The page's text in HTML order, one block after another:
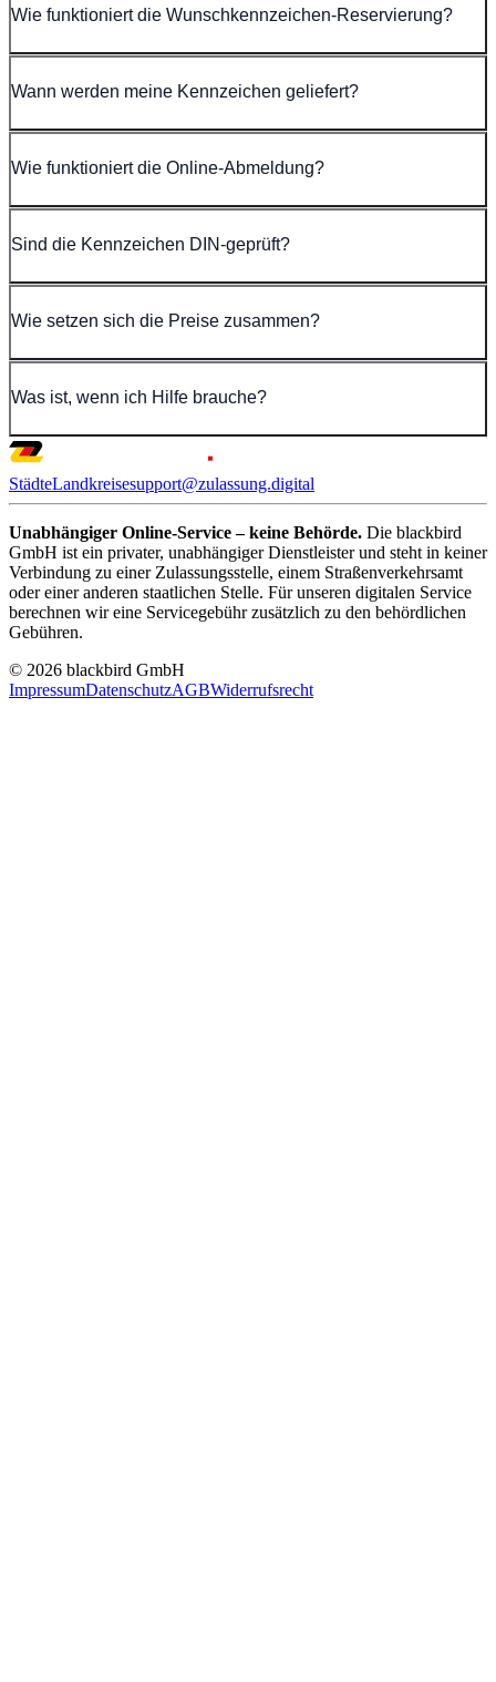
Wie funktioniert die Wunschkennzeichen-Reservierung?
Wann werden meine Kennzeichen geliefert?
Wie funktioniert die Online-Abmeldung?
Sind die Kennzeichen DIN-geprüft?
Wie setzen sich die Preise zusammen?
Was ist, wenn ich Hilfe brauche?
StädteLandkreisesupport@zulassung.digital
Unabhängiger Online-Service – keine Behörde. Die blackbird
GmbH ist ein privater, unabhängiger Dienstleister und steht in keiner
Verbindung zu einer Zulassungsstelle, einem Straßenverkehrsamt
oder einer anderen staatlichen Stelle. Für unseren digitalen Service
berechnen wir eine Servicegebühr zusätzlich zu den behördlichen
Gebühren.
© 2026 blackbird GmbH
ImpressumDatenschutzAGBWiderrufsrecht